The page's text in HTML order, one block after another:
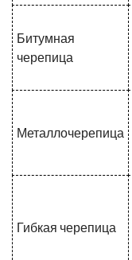
Битумная
черепица
Металлочерепица
Гибкая черепица